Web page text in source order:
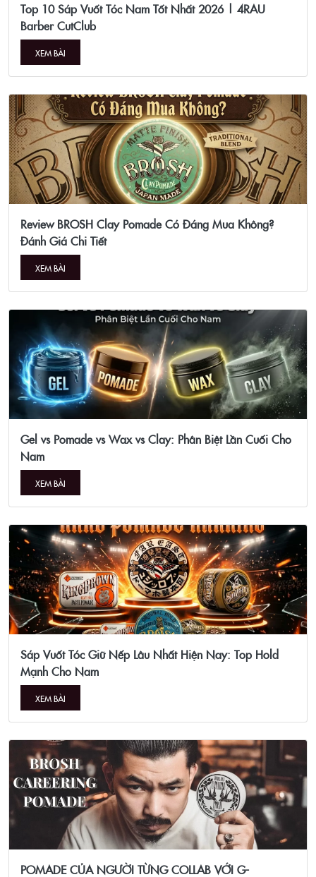
Top 10 Sáp Vuốt Tóc Nam Tốt Nhất 2026 | 4RAU
Barber CutClub
XEM BÀI
Review BROSH Clay Pomade Có Đáng Mua Không?
Đánh Giá Chi Tiết
XEM BÀI
Gel vs Pomade vs Wax vs Clay: Phân Biệt Lần Cuối Cho
Nam
XEM BÀI
Sáp Vuốt Tóc Giữ Nếp Lâu Nhất Hiện Nay: Top Hold
Mạnh Cho Nam
XEM BÀI
POMADE CỦA NGƯỜI TỪNG COLLAB VỚI G-